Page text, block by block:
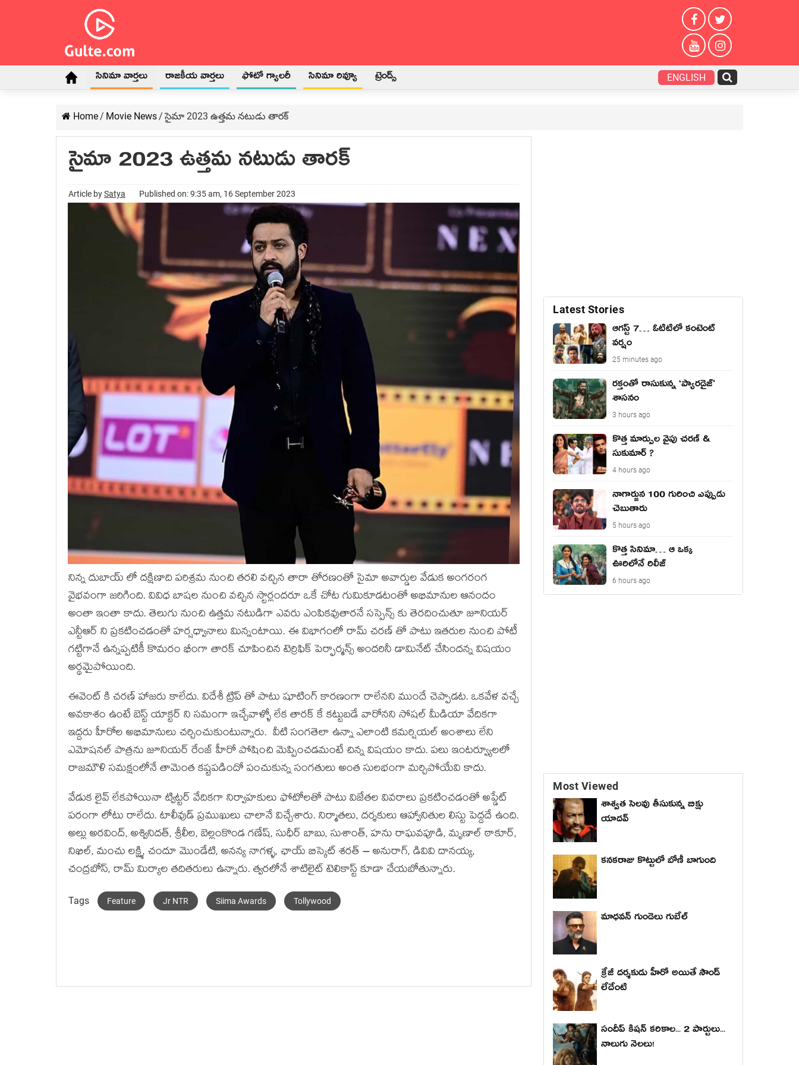
సినిమా వార్తలు రాజకీయ వార్తలు ఫోటో గ్యాలరీ సినిమా రివ్యూ ట్రెండ్స్ ENGLISH
Home/ Movie News/ సైమా 2023 ఉత్తమ నటుడు తారక్
సైమా 2023 ఉత్తమ నటుడు తారక్
Article bySatya Published on: 9:35 am, 16 September 2023
నిన్న దుబాయ్ లో దక్షిణాది పరిశ్రమ నుంచి తరలి వచ్చిన తారా తోరణంతో సైమా అవార్డుల వేడుక అంగరంగ
వైభవంగా జరిగింది. వివిధ బాషల నుంచి వచ్చిన స్టార్లందరూ ఒకే చోట గుమికూడటంతో అభిమానుల ఆనందం
అంతా ఇంతా కాదు. తెలుగు నుంచి ఉత్తమ నటుడిగా ఎవరు ఎంపికవుతారనే సస్పెన్స్ కు తెరదించుతూ జూనియర్
ఎన్టీఆర్ ని ప్రకటించడంతో హర్షధ్వానాలు మిన్నంటాయి. ఈ విభాగంలో రామ్ చరణ్ తో పాటు ఇతరుల నుంచి పోటీ
గట్టిగానే ఉన్నప్పటికీ కొమరం భీంగా తారక్ చూపించిన టెర్రిఫిక్ పెర్ఫార్మన్స్ అందరినీ డామినేట్ చేసిందన్న విషయం
అర్థమైపోయింది.
ఈవెంట్ కి చరణ్ హాజరు కాలేదు. విదేశీ ట్రిప్ తో పాటు షూటింగ్ కారణంగా రాలేనని ముందే చెప్పాడట. ఒకవేళ వచ్చే
అవకాశం ఉంటే బెస్ట్ యాక్టర్ ని సమంగా ఇచ్చేవాళ్ళో లేక తారక్ కే కట్టుబడే వారోనని సోషల్ మీడియా వేదికగా
ఇద్దరు హీరోల అభిమానులు చర్చించుకుంటున్నారు. వీటి సంగతెలా ఉన్నా ఎలాంటి కమర్షియల్ అంశాలు లేని
ఎమోషనల్ పాత్రను జూనియర్ రేంజ్ హీరో పోషించి మెప్పించడమంటే చిన్న విషయం కాదు. పలు ఇంటర్వ్యూలలో
రాజమౌళి సమక్షంలోనే తామెంత కష్టపడిందో పంచుకున్న సంగతులు అంత సులభంగా మర్చిపోయేవి కాదు.
వేడుక లైవ్ లేకపోయినా ట్విట్టర్ వేదికగా నిర్వాహకులు ఫోటోలతో పాటు విజేతల వివరాలు ప్రకటించడంతో అప్డేట్
పరంగా లోటు రాలేదు. టాలీవుడ్ ప్రముఖులు చాలానే విచ్చేశారు. నిర్మాతలు, దర్శకులు ఆహ్వానితుల లిస్టు పెద్దదే ఉంది.
అల్లు అరవింద్, అశ్వినిదత్, శ్రీలీల, బెల్లంకొండ గణేష్, సుధీర్ బాబు, సుశాంత్, హను రాఘవపూడి, మృణాల్ ఠాకూర్,
నిఖిల్, మంచు లక్ష్మి, చందూ మొండేటి, అనన్య నాగళ్ళ, ఛాయ్ బిస్కెట్ శరత్ – అనురాగ్, డివివి దానయ్య,
చంద్రబోస్, రామ్ మిర్యాల తదితరులు ఉన్నారు. త్వరలోనే శాటిలైట్ టెలికాస్ట్ కూడా చేయబోతున్నారు.
Tags Feature Jr NTR Siima Awards Tollywood
Latest Stories
ఆగస్ట్ 7… ఓటిటిలో కంటెంట్
వర్షం
25 minutes ago
రక్తంతో రాసుకున్న ‘ప్యారడైజ్’
శాసనం
3 hours ago
కొత్త మార్పుల వైపు చరణ్ &
సుకుమార్ ?
4 hours ago
నాగార్జున 100 గురించి ఎప్పుడు
చెబుతారు
5 hours ago
కొత్త సినిమా… ఆ ఒక్క
ఊరిలోనే రిలీజ్
6 hours ago
Most Viewed
శాశ్వత సెలవు తీసుకున్న బిక్షు
యాదవ్
కనకరాజు కొట్టులో బోణీ బాగుంది
మాధ‌వ‌న్ గుండెలు గుబేల్‌
క్రేజీ దర్శకుడు హీరో అయితే సౌండ్
లేదేంటి
సందీప్ కిషన్ కరికాల... 2 పార్టులు...
నాలుగు నెలలు!